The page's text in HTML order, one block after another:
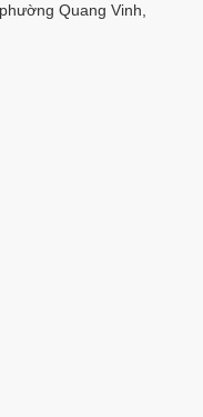
Quang Vinh,